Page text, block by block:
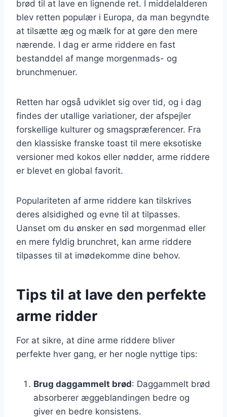
brød til at lave en lignende ret. I middelalderen
blev retten populær i Europa, da man begyndte
at tilsætte æg og mælk for at gøre den mere
nærende. I dag er arme riddere en fast
bestanddel af mange morgenmads- og
brunchmenuer.
Retten har også udviklet sig over tid, og i dag
findes der utallige variationer, der afspejler
forskellige kulturer og smagspræferencer. Fra
den klassiske franske toast til mere eksotiske
versioner med kokos eller nødder, arme riddere
er blevet en global favorit.
Populariteten af arme riddere kan tilskrives
deres alsidighed og evne til at tilpasses.
Uanset om du ønsker en sød morgenmad eller
en mere fyldig brunchret, kan arme riddere
tilpasses til at imødekomme dine behov.
Tips til at lave den perfekte
arme ridder
For at sikre, at dine arme riddere bliver
perfekte hver gang, er her nogle nyttige tips:
Brug daggammelt brød: Daggammelt brød
absorberer æggeblandingen bedre og
giver en bedre konsistens.